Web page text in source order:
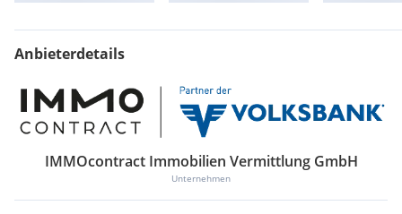
Anbieterdetails
IMMOcontract Immobilien Vermittlung GmbH
Unternehmen